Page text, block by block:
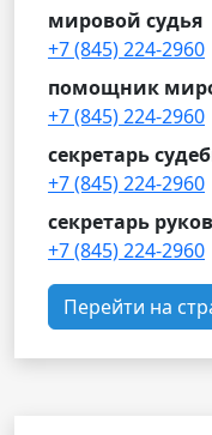
мировой судья
+7 (845) 224-2960
помощник
+7 (845) 224-2960
секретарь
+7 (845) 224-2960
секретарь
+7 (845) 224-2960
Перейти на